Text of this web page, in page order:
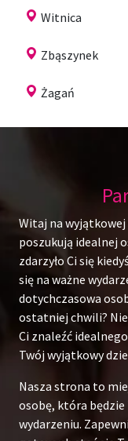
Witnica
Zbąszynek
Żagań
Witaj na
poszukują idealnej
zdarzyło Ci się
się na ważne
dotychczasowa
ostatniej chwili?
Ci znaleźć idealnego
Twój wyjątkowy
Nasza strona to
osobę, która
wydarzeniu.